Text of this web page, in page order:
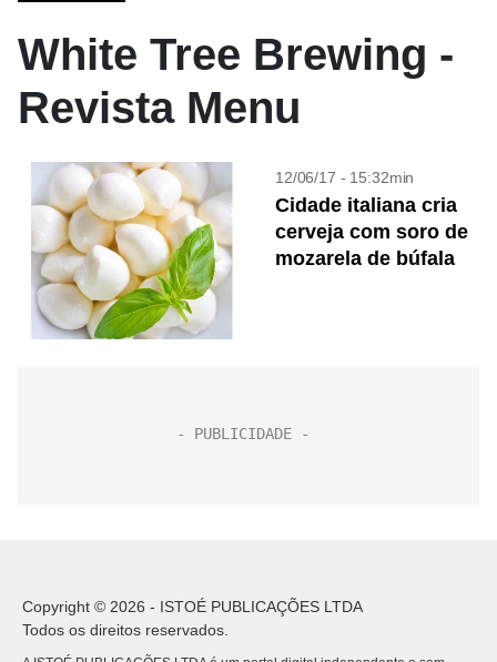
White Tree Brewing -
Revista Menu
12/06/17 - 15:32min
Cidade italiana cria
cerveja com soro de
mozarela de búfala
Copyright © 2026 - ISTOÉ PUBLICAÇÕES LTDA
Todos os direitos reservados.